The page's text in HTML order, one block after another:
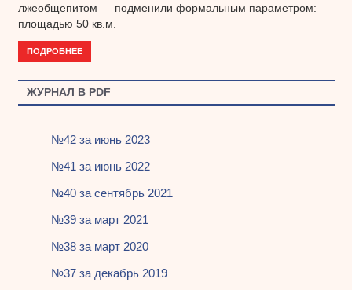
лжеобщепитом — подменили формальным параметром:
площадью 50 кв.м.
ПОДРОБНЕЕ
ЖУРНАЛ В PDF
№42 за июнь 2023
№41 за июнь 2022
№40 за сентябрь 2021
№39 за март 2021
№38 за март 2020
№37 за декабрь 2019